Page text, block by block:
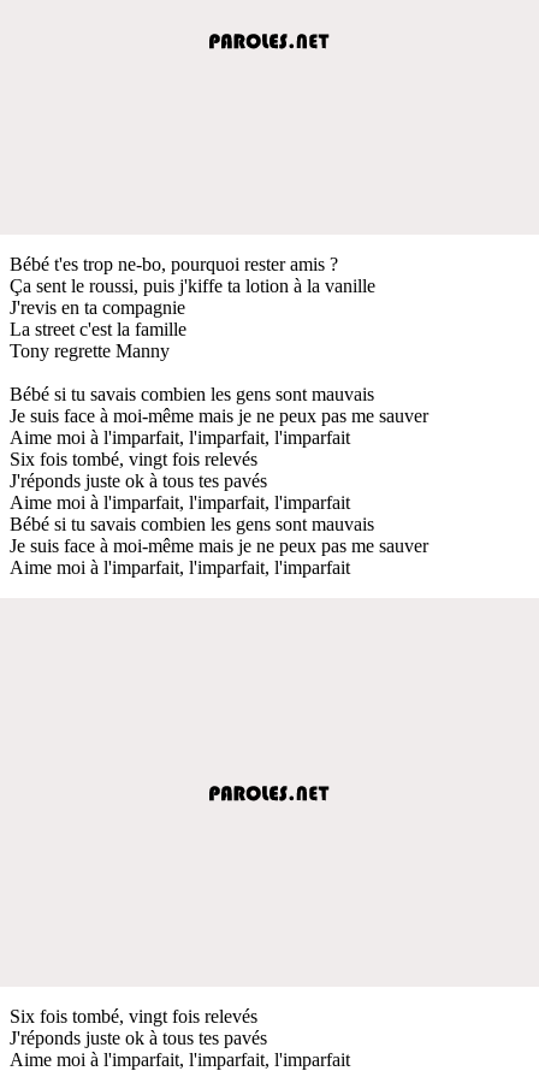
Bébé t'es trop ne-bo, pourquoi rester amis ?
Ça sent le roussi, puis j'kiffe ta lotion à la vanille
J'revis en ta compagnie
La street c'est la famille
Tony regrette Manny
Bébé si tu savais combien les gens sont mauvais
Je suis face à moi-même mais je ne peux pas me sauver
Aime moi à l'imparfait, l'imparfait, l'imparfait
Six fois tombé, vingt fois relevés
J'réponds juste ok à tous tes pavés
Aime moi à l'imparfait, l'imparfait, l'imparfait
Bébé si tu savais combien les gens sont mauvais
Je suis face à moi-même mais je ne peux pas me sauver
Aime moi à l'imparfait, l'imparfait, l'imparfait
Six fois tombé, vingt fois relevés
J'réponds juste ok à tous tes pavés
Aime moi à l'imparfait, l'imparfait, l'imparfait